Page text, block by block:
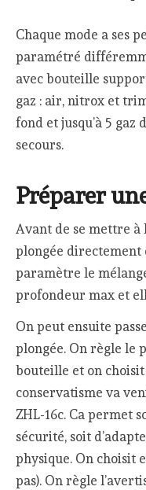
Chaque mode a ses
paramétré
avec bouteille
gaz : air, nitrox et
fond et jusqu’à 5 gaz
secours.
Préparer
Avant de se mettre à
plongée directement
paramètre le
profondeur max et
On peut ensuite
plongée. On règle le
bouteille et on
conservatisme va
ZHL-16c. Ca permet
sécurité, soit
physique. On choisit
pas). On règle